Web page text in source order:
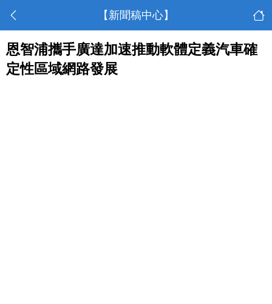
【新聞稿中心】
恩智浦攜手廣達加速推動軟體定義汽車確
定性區域網路發展